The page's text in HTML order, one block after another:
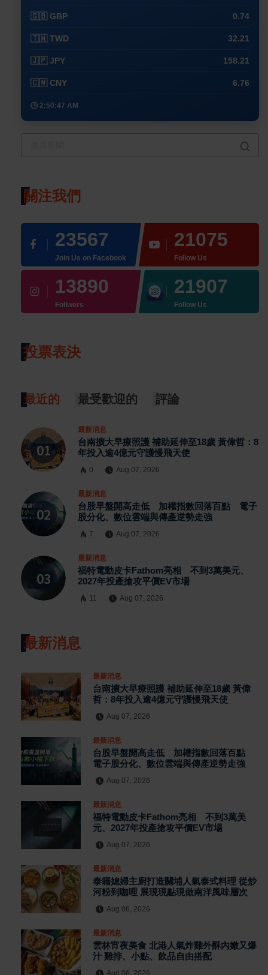
🇬🇧 GBP 0.74
🇹🇼 TWD 32.21
🇯🇵 JPY 158.21
🇨🇳 CNY 6.76
🕒 2:50:47 AM
關注我們
23567
Join Us on Facebook
21075
Follow Us
13890
Follwers
21907
Follow Us
投票表決
最近的 最受歡迎的 評論
最新消息
台南擴大早療照護 補助延伸至18歲 黃偉哲：8
年投入逾4億元守護慢飛天使
0 Aug 07, 2026
最新消息
台股早盤開高走低 加權指數回落百點 電子
股分化、數位雲端與傳產逆勢走強
7 Aug 07, 2026
最新消息
福特電動皮卡Fathom亮相 不到3萬美元、
2027年投產搶攻平價EV市場
11 Aug 07, 2026
最新消息
最新消息
台南擴大早療照護 補助延伸至18歲 黃偉
哲：8年投入逾4億元守護慢飛天使
Aug 07, 2026
最新消息
台股早盤開高走低 加權指數回落百點
電子股分化、數位雲端與傳產逆勢走強
Aug 07, 2026
最新消息
福特電動皮卡Fathom亮相 不到3萬美
元、2027年投產搶攻平價EV市場
Aug 07, 2026
最新消息
泰籍媳婦主廚打造關埔人氣泰式料理 從炒
河粉到咖哩 展現現點現做南洋風味層次
Aug 06, 2026
最新消息
雲林宵夜美食 北港人氣炸雞外酥內嫩又爆
汁 雞排、小點、飲品自由搭配
Aug 06, 2026